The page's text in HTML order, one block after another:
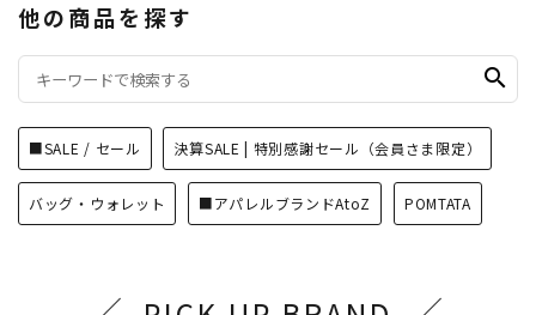
他の商品を探す
search
■SALE / セール 決算SALE | 特別感謝セール（会員さま限定）
バッグ・ウォレット ■アパレルブランドAtoZ POMTATA